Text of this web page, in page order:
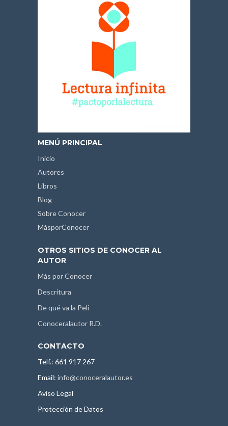
MENÚ PRINCIPAL
Inicio
Autores
Libros
Blog
Sobre Conocer
MásporConocer
OTROS SITIOS DE CONOCER AL
AUTOR
Más por Conocer
Descritura
De qué va la Peli
Conoceralautor R.D.
CONTACTO
Telf.: 661 917 267
Email: info@conoceralautor.es
Aviso Legal
Protección de Datos